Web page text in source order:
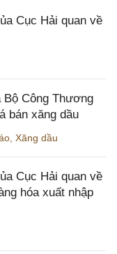
Cục Hải quan về
Bộ Công Thương
bán xăng dầu
Xăng dầu
Cục Hải quan về
hóa xuất nhập